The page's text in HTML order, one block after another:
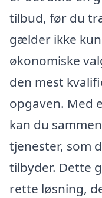
tilbud, før du
gælder ikke
økonomiske
den mest
opgaven. Med
kan du
tjenester, som
tilbyder. Dette
rette løsning,